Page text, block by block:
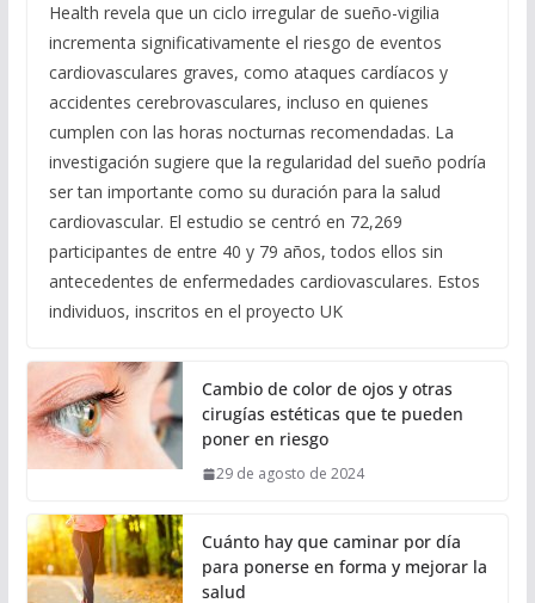
Health revela que un ciclo irregular de sueño-vigilia
incrementa significativamente el riesgo de eventos
cardiovasculares graves, como ataques cardíacos y
accidentes cerebrovasculares, incluso en quienes
cumplen con las horas nocturnas recomendadas. La
investigación sugiere que la regularidad del sueño podría
ser tan importante como su duración para la salud
cardiovascular. El estudio se centró en 72,269
participantes de entre 40 y 79 años, todos ellos sin
antecedentes de enfermedades cardiovasculares. Estos
individuos, inscritos en el proyecto UK
Cambio de color de ojos y otras
cirugías estéticas que te pueden
poner en riesgo
29 de agosto de 2024
Cuánto hay que caminar por día
para ponerse en forma y mejorar la
salud